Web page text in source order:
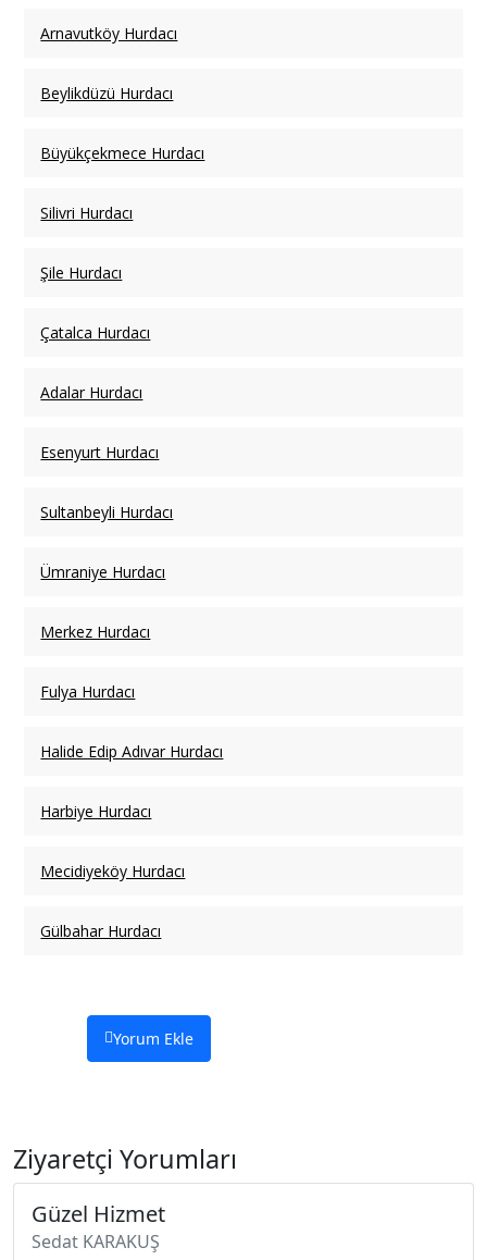
Arnavutköy Hurdacı
Beylikdüzü Hurdacı
Büyükçekmece Hurdacı
Silivri Hurdacı
Şile Hurdacı
Çatalca Hurdacı
Adalar Hurdacı
Esenyurt Hurdacı
Sultanbeyli Hurdacı
Ümraniye Hurdacı
Merkez Hurdacı
Fulya Hurdacı
Halide Edip Adıvar Hurdacı
Harbiye Hurdacı
Mecidiyeköy Hurdacı
Gülbahar Hurdacı
Yorum Ekle
Ziyaretçi Yorumları
Güzel Hizmet
Sedat KARAKUŞ